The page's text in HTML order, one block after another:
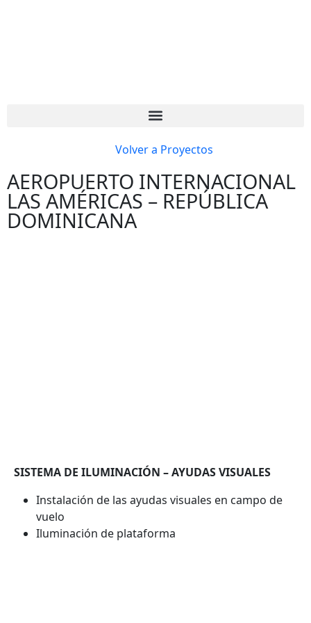
Volver a Proyectos
AEROPUERTO INTERNACIONAL
LAS AMÉRICAS – REPÚBLICA
DOMINICANA
SISTEMA DE ILUMINACIÓN – AYUDAS VISUALES
Instalación de las ayudas visuales en campo de
vuelo
Iluminación de plataforma